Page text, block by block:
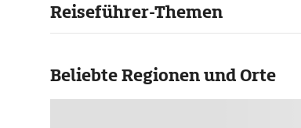
Reiseführer-Themen
Beliebte Regionen und Orte